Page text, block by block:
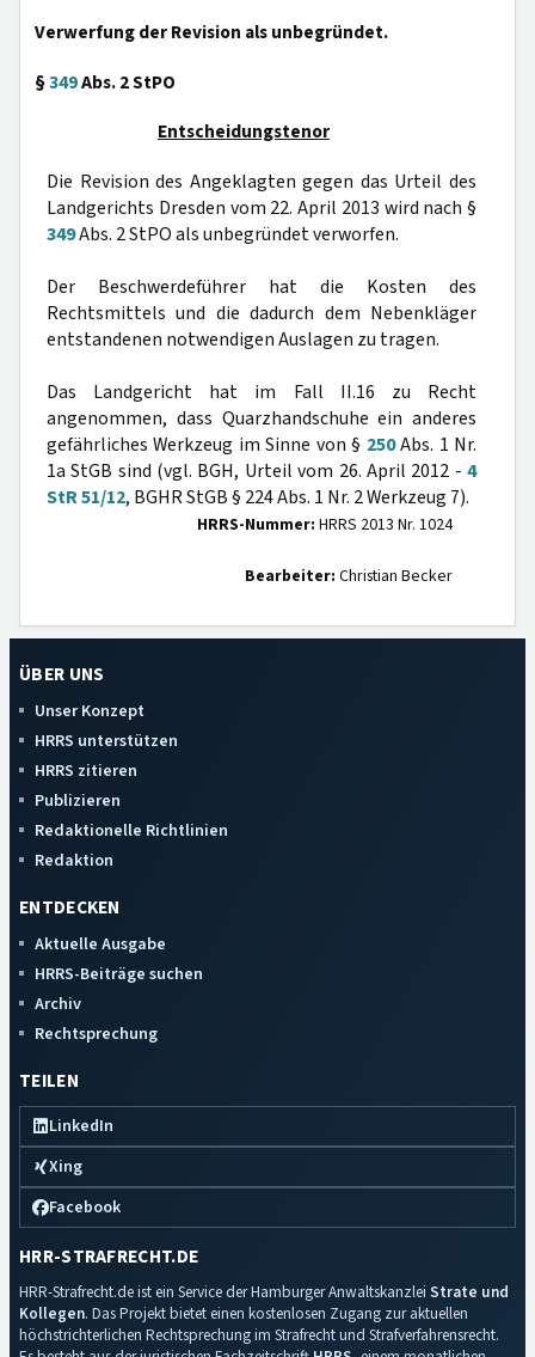
Verwerfung der Revision als unbegründet.
§349Abs. 2 StPO
Entscheidungstenor
Die Revision des Angeklagten gegen das Urteil des
Landgerichts Dresden vom 22. April 2013 wird nach §
349Abs. 2 StPO als unbegründet verworfen.
Der Beschwerdeführer hat die Kosten des
Rechtsmittels und die dadurch dem Nebenkläger
entstandenen notwendigen Auslagen zu tragen.
Das Landgericht hat im Fall II.16 zu Recht
angenommen, dass Quarzhandschuhe ein anderes
gefährliches Werkzeug im Sinne von § 250Abs. 1 Nr.
1a StGB sind (vgl. BGH, Urteil vom 26. April 2012 - 4
StR 51/12, BGHR StGB § 224 Abs. 1 Nr. 2 Werkzeug 7).
HRRS-Nummer: HRRS 2013 Nr. 1024
Bearbeiter: Christian Becker
ÜBER UNS
Unser Konzept
HRRS unterstützen
HRRS zitieren
Publizieren
Redaktionelle Richtlinien
Redaktion
ENTDECKEN
Aktuelle Ausgabe
HRRS-Beiträge suchen
Archiv
Rechtsprechung
TEILEN
LinkedIn
Xing
Facebook
HRR-STRAFRECHT.DE
HRR-Strafrecht.de ist ein Service der Hamburger Anwaltskanzlei Strate und
Kollegen. Das Projekt bietet einen kostenlosen Zugang zur aktuellen
höchstrichterlichen Rechtsprechung im Strafrecht und Strafverfahrensrecht.